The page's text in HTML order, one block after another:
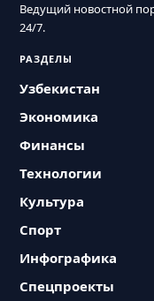
Ведущий новостной
24/7.
РАЗДЕЛЫ
Узбекистан
Экономика
Финансы
Технологии
Культура
Спорт
Инфографика
Спецпроекты